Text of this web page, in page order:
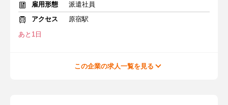
雇用形態
派遣社員
アクセス
原宿駅
あと1日
この企業の求人一覧を見る